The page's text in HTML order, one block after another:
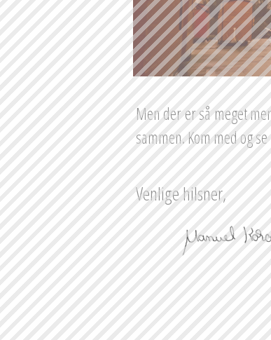
Men der er så meget
sammen. Kom med og
Venlige hilsner,